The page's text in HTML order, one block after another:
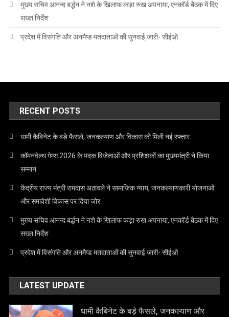
मुख्य सचिव आनन्द बर्द्धन ने नशे के खिलाफ कड़ा रुख अपनाया, एनकॉर्ड बैठक में दिए
सख्त निर्देश
प्रदेश में विसंगति और अनमैप्ड मतदाताओं की सुनवाई जारी- सीईओ
RECENT POSTS
धामी कैबिनेट के बड़े फैसले, जनकल्याण और विकास को मिली नई रफ्तार
कॉमनवेल्थ गेम्स 2026 के पदक विजेताओं और प्रशिक्षकों का मुख्यमंत्री ने किया
सम्मान
केंद्रीय राज्य मंत्री रामदास अठावले ने सामाजिक न्याय, जनकल्याणकारी योजनाओं
और समावेशी विकास पर दिया जोर
मुख्य सचिव आनन्द बर्द्धन ने नशे के खिलाफ कड़ा रुख अपनाया, एनकॉर्ड बैठक में दिए
सख्त निर्देश
प्रदेश में विसंगति और अनमैप्ड मतदाताओं की सुनवाई जारी- सीईओ
LATEST UPDATE
धामी कैबिनेट के बड़े फैसले, जनकल्याण और